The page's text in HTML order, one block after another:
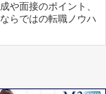
や面接のポイント、
らではの転職ノウハ